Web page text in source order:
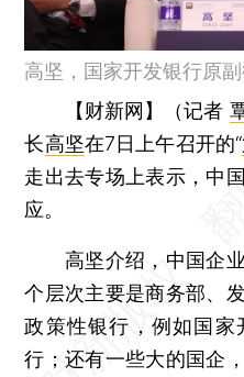
高坚，国家开发银行原
【财新网】（记者
长高坚在7日上午召开的“
走出去专场上表示，中
应。
高坚介绍，中国企业
个层次主要是商务部、
政策性银行，例如国家
行；还有一些大的国企